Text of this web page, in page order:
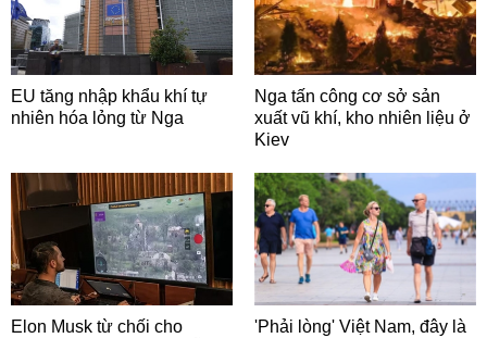
EU tăng nhập khẩu khí tự
nhiên hóa lỏng từ Nga
Nga tấn công cơ sở sản
xuất vũ khí, kho nhiên liệu ở
Kiev
Elon Musk từ chối cho
'Phải lòng' Việt Nam, đây là